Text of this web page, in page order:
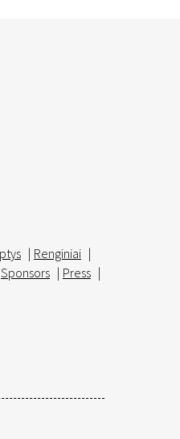
| Renginiai |
Sponsors | Press |